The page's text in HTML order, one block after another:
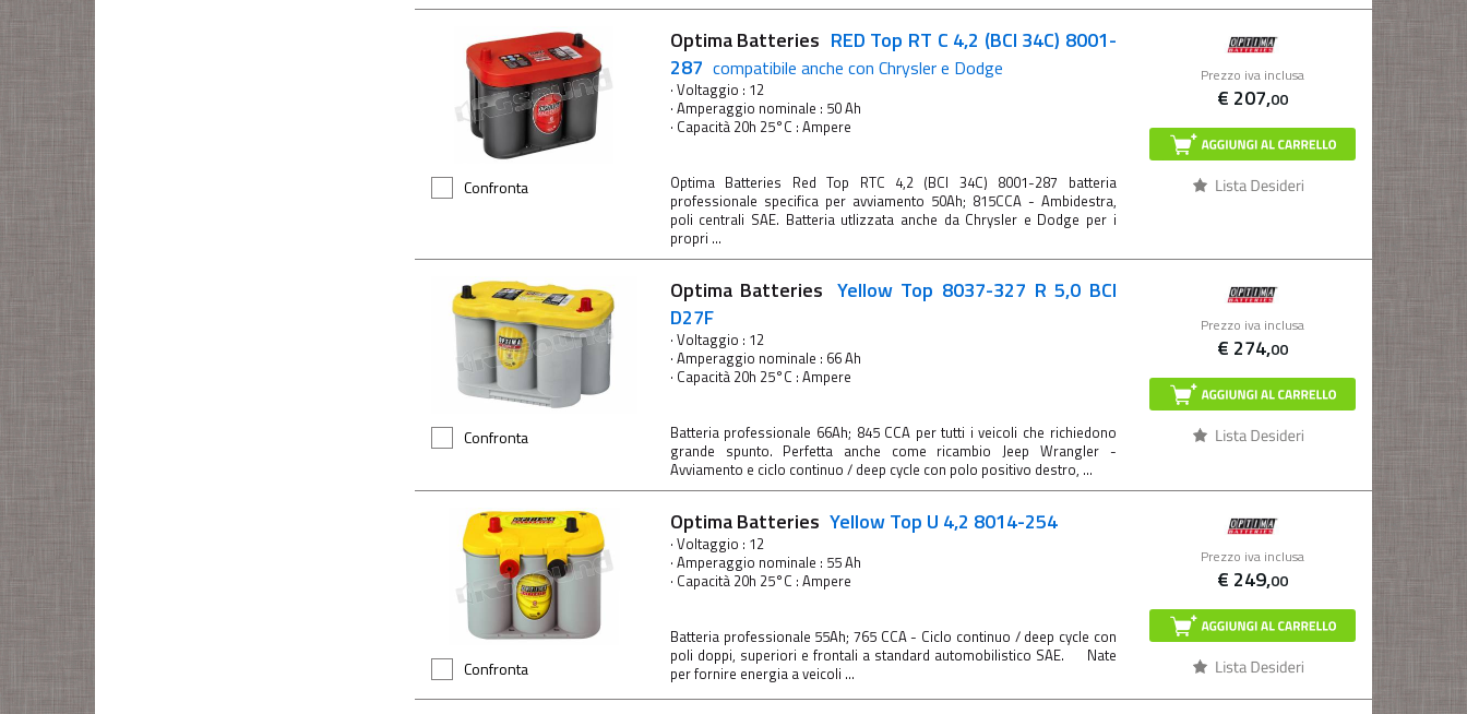
Confronta
Prezzo iva inclusa
€ 207,00
Optima Batteries RED Top RT C 4,2 (BCI 34C) 8001-
287 compatibile anche con Chrysler e Dodge
· Voltaggio : 12
· Amperaggio nominale : 50 Ah
· Capacità 20h 25°C : Ampere
Optima Batteries Red Top RTC 4,2 (BCI 34C) 8001-287 batteria
professionale specifica per avviamento 50Ah; 815CCA - Ambidestra,
poli centrali SAE. Batteria utlizzata anche da Chrysler e Dodge per i
propri ...
Confronta
Prezzo iva inclusa
€ 274,00
Optima Batteries Yellow Top 8037-327 R 5,0 BCI
D27F
· Voltaggio : 12
· Amperaggio nominale : 66 Ah
· Capacità 20h 25°C : Ampere
Batteria professionale 66Ah; 845 CCA per tutti i veicoli che richiedono
grande spunto. Perfetta anche come ricambio Jeep Wrangler -
Avviamento e ciclo continuo / deep cycle con polo positivo destro, ...
Confronta
Prezzo iva inclusa
€ 249,00
Optima Batteries Yellow Top U 4,2 8014-254
· Voltaggio : 12
· Amperaggio nominale : 55 Ah
· Capacità 20h 25°C : Ampere
Batteria professionale 55Ah; 765 CCA - Ciclo continuo / deep cycle con
poli doppi, superiori e frontali a standard automobilistico SAE. Nate
per fornire energia a veicoli ...